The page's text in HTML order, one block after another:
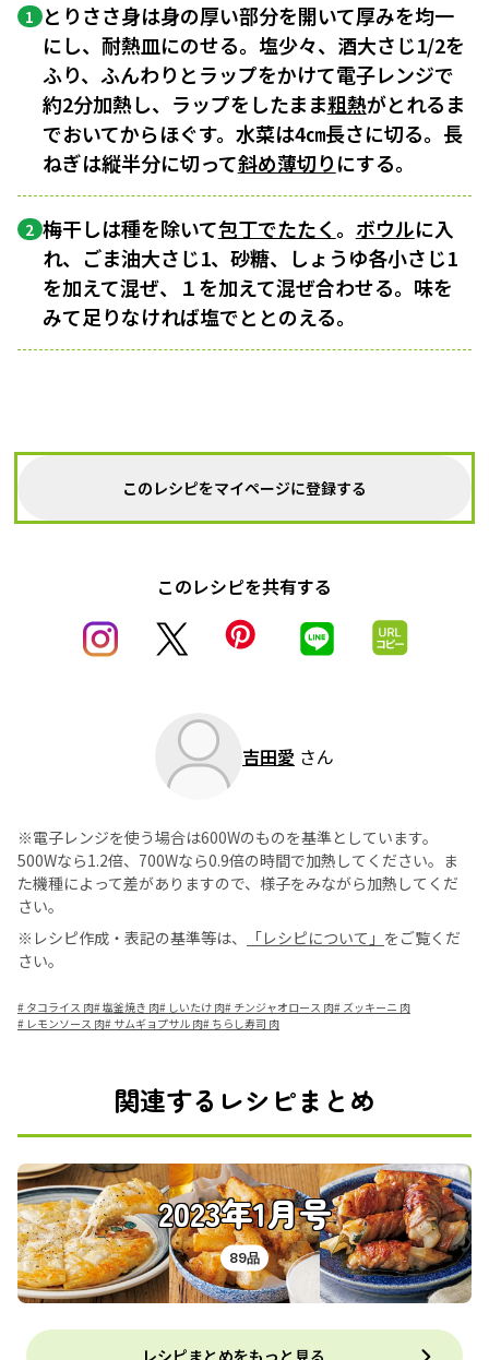
1 とりささ身は身の厚い部分を開いて厚みを均一
にし、耐熱皿にのせる。塩少々、酒大さじ1/2を
ふり、ふんわりとラップをかけて電子レンジで
約2分加熱し、ラップをしたまま粗熱がとれるま
でおいてからほぐす。水菜は4㎝長さに切る。長
ねぎは縦半分に切って斜め薄切りにする。
2 梅干しは種を除いて包丁でたたく。 ボウルに入
れ、ごま油大さじ1、砂糖、しょうゆ各小さじ1
を加えて混ぜ、１を加えて混ぜ合わせる。味を
みて足りなければ塩でととのえる。
このレシピをマイページに登録する
このレシピを共有する
吉田愛 さん
※電子レンジを使う場合は600Wのものを基準としています。
500Wなら1.2倍、700Wなら0.9倍の時間で加熱してください。ま
た機種によって差がありますので、様子をみながら加熱してくだ
さい。
※レシピ作成・表記の基準等は、
「レシピについて」 をご覧くだ
さい。
# タコライス 肉#塩釜焼き 肉# しいたけ 肉# チンジャオロース 肉# ズッキーニ 肉
# レモンソース 肉# サムギョプサル 肉# ちらし寿司 肉
関連するレシピまとめ
2023年1月号
89品